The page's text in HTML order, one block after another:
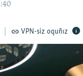
VPN-siz oquñız